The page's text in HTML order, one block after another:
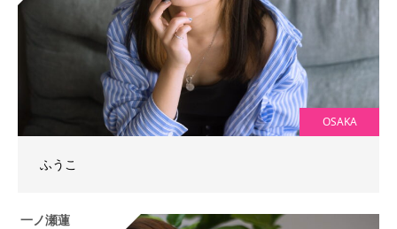
OSAKA
ふうこ
一ノ瀬蓮